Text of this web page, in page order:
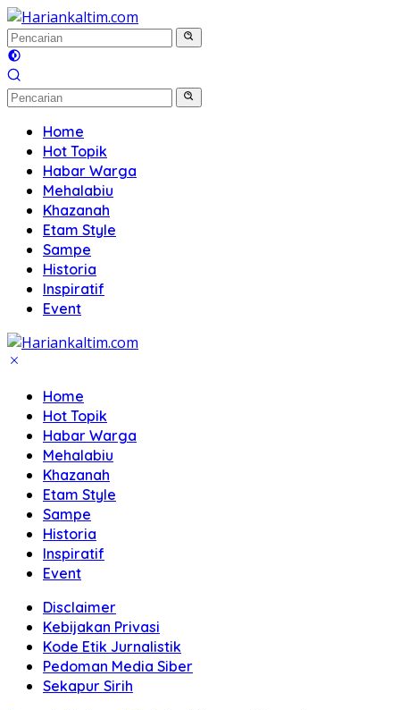
Langsung
ke
konten
Home
Hot Topik
Habar Warga
Mehalabiu
Khazanah
Etam Style
Sampe
Historia
Inspiratif
Event
Home
Hot Topik
Habar Warga
Mehalabiu
Khazanah
Etam Style
Sampe
Historia
Inspiratif
Event
Disclaimer
Kebijakan Privasi
Kode Etik Jurnalistik
Pedoman Media Siber
Sekapur Sirih